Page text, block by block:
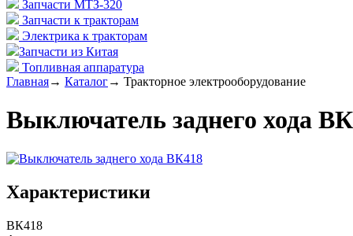
Запчасти МТЗ-320
Запчасти к тракторам
Электрика к тракторам
Запчасти из Китая
Топливная аппаратура
Главная→ Каталог→ Тракторное электрооборудование
Выключатель заднего хода
Характеристики
ВК418